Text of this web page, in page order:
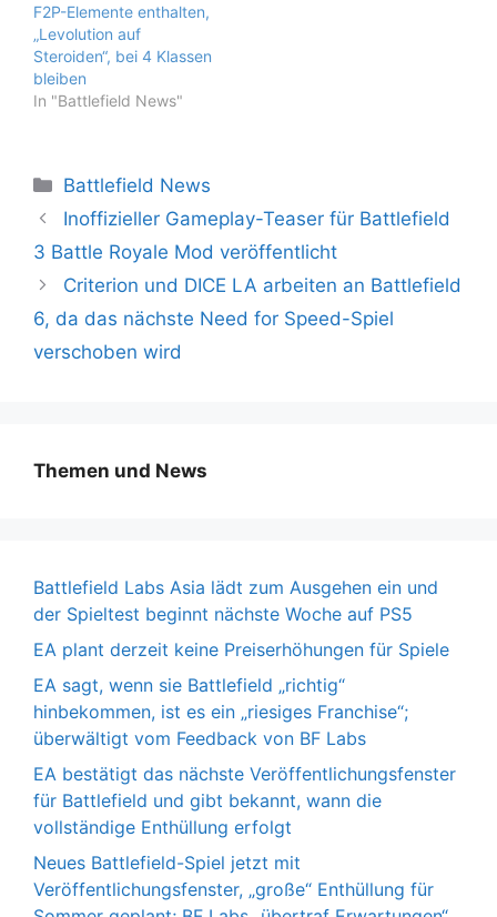
F2P-Elemente enthalten,
„Levolution auf
Steroiden“, bei 4 Klassen
bleiben
In "Battlefield News"
Kategorien
Battlefield News
Inoffizieller Gameplay-Teaser für Battlefield
3 Battle Royale Mod veröffentlicht
Criterion und DICE LA arbeiten an Battlefield
6, da das nächste Need for Speed-Spiel
verschoben wird
Themen und News
Battlefield Labs Asia lädt zum Ausgehen ein und
der Spieltest beginnt nächste Woche auf PS5
EA plant derzeit keine Preiserhöhungen für Spiele
EA sagt, wenn sie Battlefield „richtig“
hinbekommen, ist es ein „riesiges Franchise“;
überwältigt vom Feedback von BF Labs
EA bestätigt das nächste Veröffentlichungsfenster
für Battlefield und gibt bekannt, wann die
vollständige Enthüllung erfolgt
Neues Battlefield-Spiel jetzt mit
Veröffentlichungsfenster, „große“ Enthüllung für